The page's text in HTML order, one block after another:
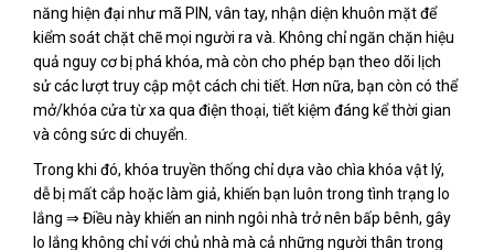
năng hiện đại như mã PIN, vân tay, nhận diện khuôn mặt để
kiểm soát chặt chẽ mọi người ra và. Không chỉ ngăn chặn hiệu
quả nguy cơ bị phá khóa, mà còn cho phép bạn theo dõi lịch
sử các lượt truy cập một cách chi tiết. Hơn nữa, bạn còn có thể
mở/khóa cửa từ xa qua điện thoại, tiết kiệm đáng kể thời gian
và công sức di chuyển.
Trong khi đó, khóa truyền thống chỉ dựa vào chìa khóa vật lý,
dễ bị mất cắp hoặc làm giả, khiến bạn luôn trong tình trạng lo
lắng ⇒ Điều này khiến an ninh ngôi nhà trở nên bấp bênh, gây
lo lắng không chỉ với chủ nhà mà cả những người thân trong